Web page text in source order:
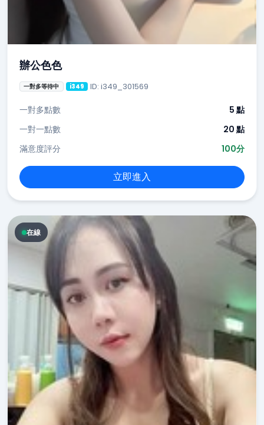
辦公色色
一對多等待中 i349 ID: i349_301569
一對多點數
5 點
一對一點數
20 點
滿意度評分
100分
立即進入
在線